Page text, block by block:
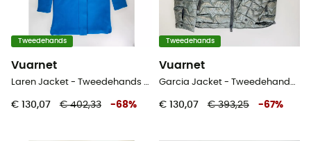
Tweedehands
Vuarnet
Laren Jacket - Tweedehands Jas - Dames - Blauw - S
€ 130,07 € 402,33 -68%
Tweedehands
Vuarnet
Garcia Jacket - Tweedehands Donsjack - Heren - Grijs - L
€ 130,07 € 393,25 -67%